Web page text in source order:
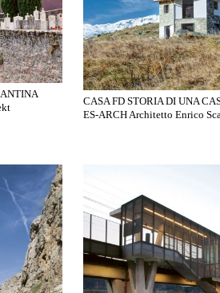
CASA FD STORIA DI UNA
ES-ARCH Architetto Enrico